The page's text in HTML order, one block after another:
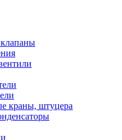
краны, штуцера